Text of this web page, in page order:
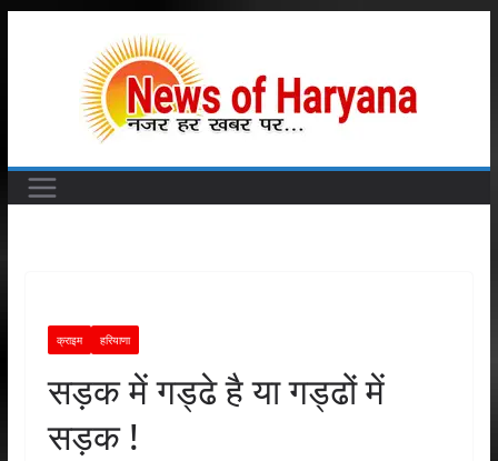
क्राइम हरियाणा
सड़क में गड्ढे है या गड्ढों में
सड़क !